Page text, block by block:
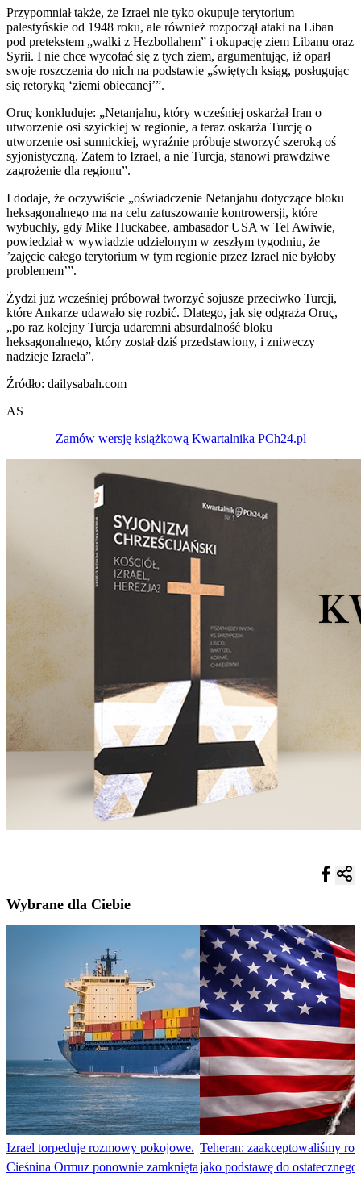
Przypomniał także, że Izrael nie tyko okupuje terytorium
palestyńskie od 1948 roku, ale również rozpoczął ataki na Liban
pod pretekstem „walki z Hezbollahem” i okupację ziem Libanu oraz
Syrii. I nie chce wycofać się z tych ziem, argumentując, iż oparł
swoje roszczenia do nich na podstawie „świętych ksiąg, posługując
się retoryką ‘ziemi obiecanej’”.
Oruç konkluduje: „Netanjahu, który wcześniej oskarżał Iran o
utworzenie osi szyickiej w regionie, a teraz oskarża Turcję o
utworzenie osi sunnickiej, wyraźnie próbuje stworzyć szeroką oś
syjonistyczną. Zatem to Izrael, a nie Turcja, stanowi prawdziwe
zagrożenie dla regionu”.
I dodaje, że oczywiście „oświadczenie Netanjahu dotyczące bloku
heksagonalnego ma na celu zatuszowanie kontrowersji, które
wybuchły, gdy Mike Huckabee, ambasador USA w Tel Awiwie,
powiedział w wywiadzie udzielonym w zeszłym tygodniu, że
’zajęcie całego terytorium w tym regionie przez Izrael nie byłoby
problemem’”.
Żydzi już wcześniej próbował tworzyć sojusze przeciwko Turcji,
które Ankarze udawało się rozbić. Dlatego, jak się odgraża Oruç,
„po raz kolejny Turcja udaremni absurdalność bloku
heksagonalnego, który został dziś przedstawiony, i zniweczy
nadzieje Izraela”.
Źródło: dailysabah.com
AS
Zamów wersję książkową Kwartalnika PCh24.pl
Wybrane dla Ciebie
Izrael torpeduje rozmowy pokojowe.
Cieśnina Ormuz ponownie zamknięta
Teheran: zaakceptowaliśmy
jako podstawę do ostatecznego